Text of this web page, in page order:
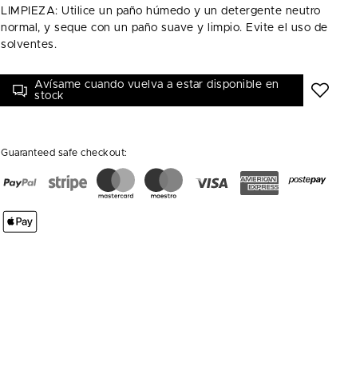
LIMPIEZA: Utilice un paño húmedo y un detergente neutro
normal, y seque con un paño suave y limpio. Evite el uso de
solventes.
Avísame cuando vuelva a estar disponible en
stock
Guaranteed safe checkout: